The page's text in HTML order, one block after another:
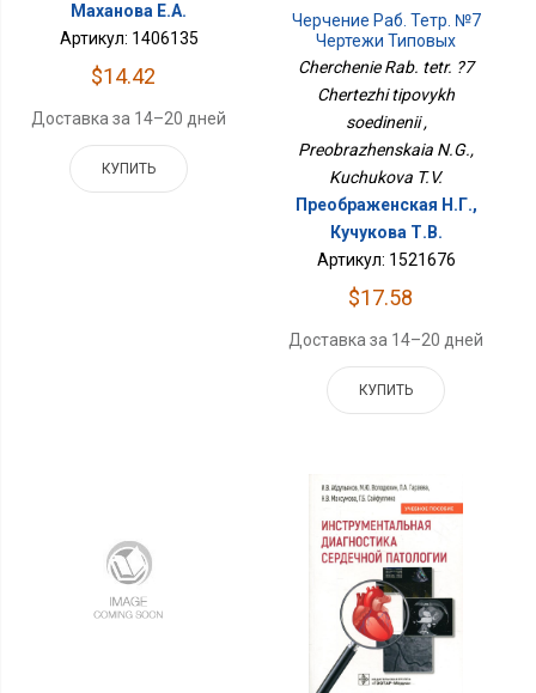
Маханова Е.А.
Артикул: 1406135
$14.42
Доставка за 14–20 дней
КУПИТЬ
Черчение Раб. Тетр. №7
Чертежи Типовых
Соединений
Cherchenie Rab. tetr. ?7
Chertezhi tipovykh
soedinenii ,
Preobrazhenskaia N.G.,
Kuchukova T.V.
Преображенская Н.Г.,
Кучукова Т.В.
Артикул: 1521676
$17.58
Доставка за 14–20 дней
КУПИТЬ